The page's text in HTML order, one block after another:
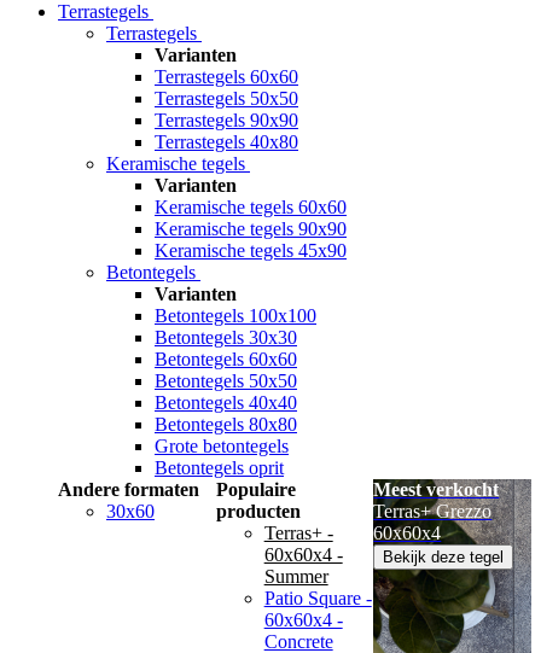
Terrastegels
Terrastegels
Varianten
Terrastegels 60x60
Terrastegels 50x50
Terrastegels 90x90
Terrastegels 40x80
Keramische tegels
Varianten
Keramische tegels 60x60
Keramische tegels 90x90
Keramische tegels 45x90
Betontegels
Varianten
Betontegels 100x100
Betontegels 30x30
Betontegels 60x60
Betontegels 50x50
Betontegels 40x40
Betontegels 80x80
Grote betontegels
Betontegels oprit
Andere formaten
30x60
Populaire
producten
Terras+ -
60x60x4 -
Summer
Patio Square -
60x60x4 -
Concrete
Meest verkocht
Terras+ Grezzo
60x60x4
Bekijk deze tegel